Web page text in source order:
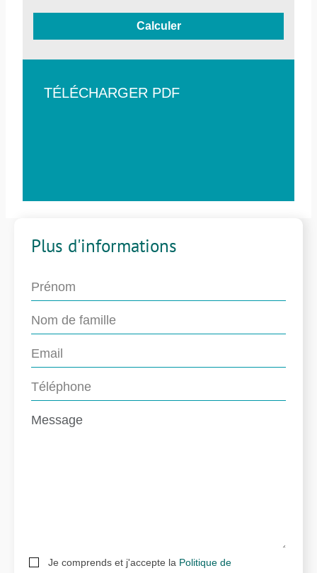
Calculer
TÉLÉCHARGER PDF
Plus d'informations
Je comprends et j'accepte la Politique de